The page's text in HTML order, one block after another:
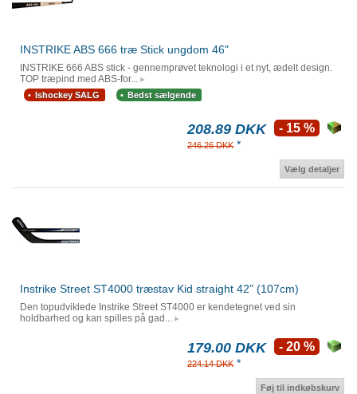
INSTRIKE ABS 666 træ Stick ungdom 46"
INSTRIKE 666 ABS stick - gennemprøvet teknologi i et nyt, ædelt design.
TOP træpind med ABS-for...
Ishockey SALG Bedst sælgende
208.89 DKK
246.26 DKK *
- 15 %
Vælg detaljer
Instrike Street ST4000 træstav Kid straight 42" (107cm)
Den topudviklede Instrike Street ST4000 er kendetegnet ved sin
holdbarhed og kan spilles på gad...
179.00 DKK
224.14 DKK *
- 20 %
Føj til indkøbskurv